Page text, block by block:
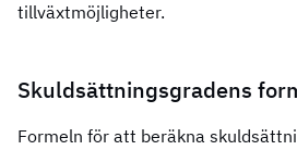
tillväxtmöjligheter.
Skuldsättningsgradens
Formeln för att beräkna